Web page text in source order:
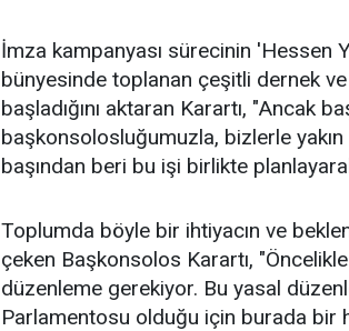
İmza kampanyası sürecinin 'Hessen
bünyesinde toplanan çeşitli dernek
başladığını aktaran Karartı, "Ancak
başkonsolosluğumuzla, bizlerle
başından beri bu işi birlikte
Toplumda böyle bir ihtiyacın ve
çeken Başkonsolos Karartı,
düzenleme gerekiyor. Bu yasal
Parlamentosu olduğu için burada bir